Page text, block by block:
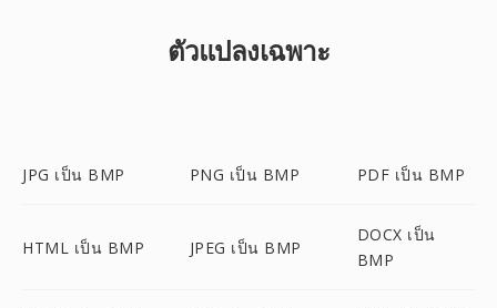
ตัวแปลงเฉพาะ
JPG เป็น BMP PNG เป็น BMP PDF เป็น BMP
HTML เป็น BMP JPEG เป็น BMP
DOCX เป็น
BMP